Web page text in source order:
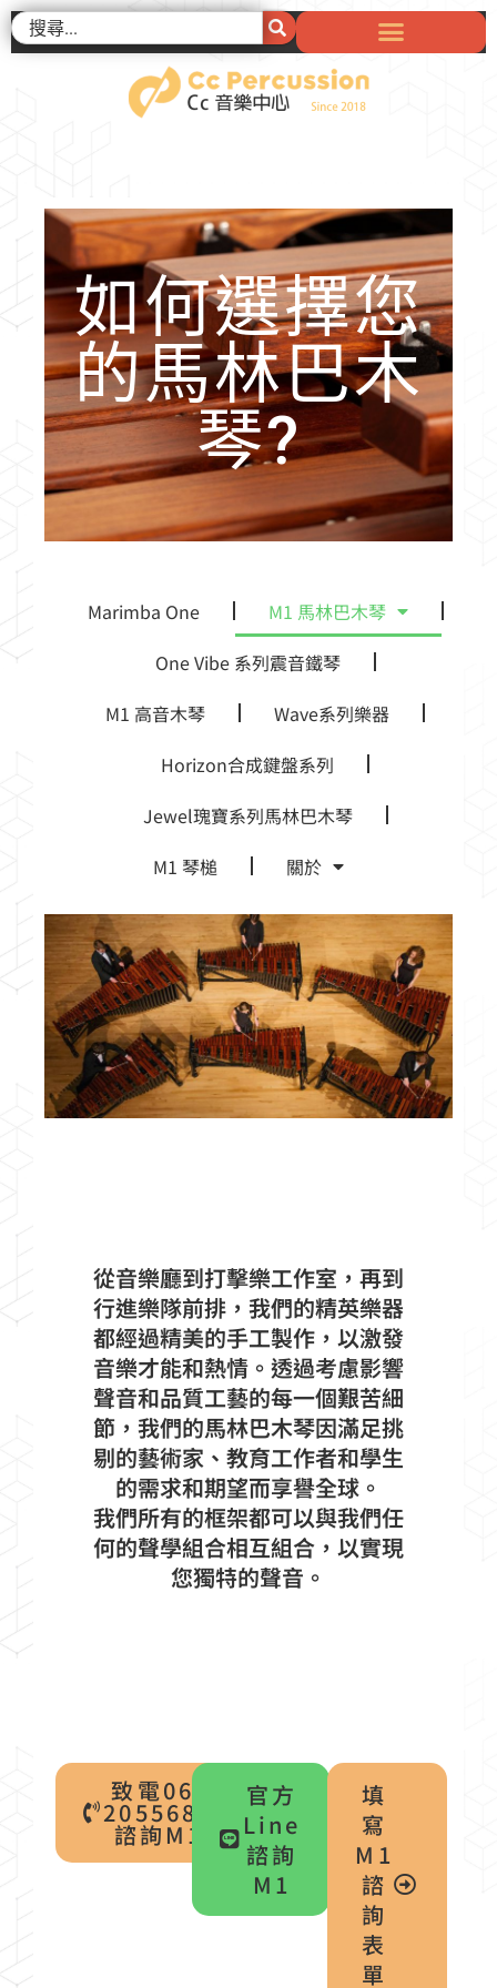
如何選擇您
的馬林巴木
琴?
Marimba One
M1 馬林巴木琴
One Vibe 系列震音鐵琴
M1 高音木琴
Wave系列樂器
Horizon合成鍵盤系列
Jewel瑰寶系列馬林巴木琴
M1 琴槌
關於
從音樂廳到打擊樂工作室，再到
行進樂隊前排，我們的精英樂器
都經過精美的手工製作，以激發
音樂才能和熱情。透過考慮影響
聲音和品質工藝的每一個艱苦細
節，我們的馬林巴木琴因滿足挑
剔的藝術家、教育工作者和學生
的需求和期望而享譽全球。
我們所有的框架都可以與我們任
何的聲學組合相互組合，以實現
您獨特的聲音。
致電06-
2055688
諮詢M1
官方
Line
諮詢
M1
填
寫
M1
諮
詢
表
單